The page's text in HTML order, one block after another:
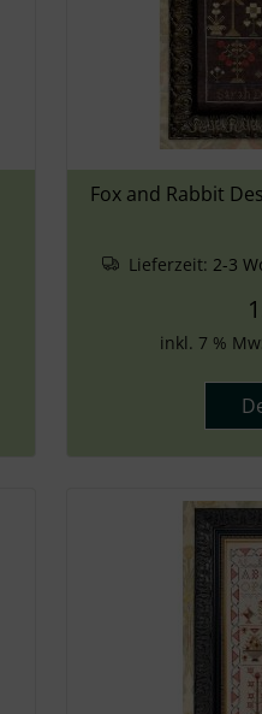
Fox and Rabbit
Lieferzeit: 2-3
inkl. 7 %